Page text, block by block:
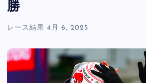
勝
レース結果 4月 6, 2025